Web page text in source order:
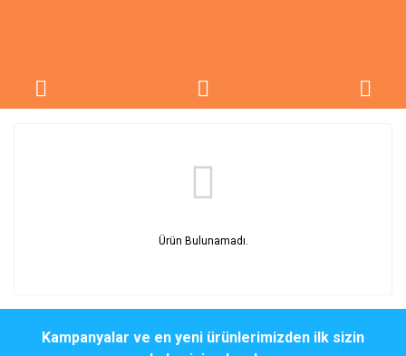
Ürün Bulunamadı.
Kampanyalar ve en yeni ürünlerimizden ilk sizin